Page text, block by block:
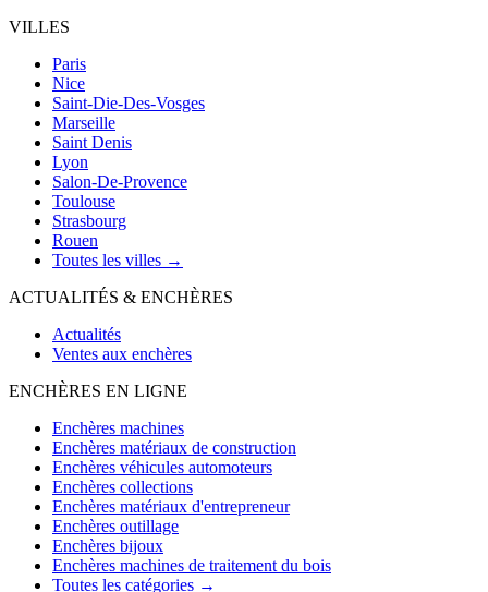
VILLES
Paris
Nice
Saint-Die-Des-Vosges
Marseille
Saint Denis
Lyon
Salon-De-Provence
Toulouse
Strasbourg
Rouen
Toutes les villes →
ACTUALITÉS & ENCHÈRES
Actualités
Ventes aux enchères
ENCHÈRES EN LIGNE
Enchères machines
Enchères matériaux de construction
Enchères véhicules automoteurs
Enchères collections
Enchères matériaux d'entrepreneur
Enchères outillage
Enchères bijoux
Enchères machines de traitement du bois
Toutes les catégories →